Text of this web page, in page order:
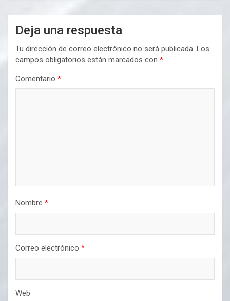
Deja una respuesta
Tu dirección de correo electrónico no será publicada. Los
campos obligatorios están marcados con *
Comentario *
Nombre *
Correo electrónico *
Web